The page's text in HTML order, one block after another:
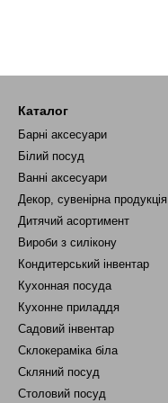
Каталог
Барні аксесуари
Білий посуд
Ванні аксесуари
Декор, сувенірна продукція
Дитячий асортимент
Вироби з силікону
Кондитерський інвентар
Кухонная посуда
Кухонне приладдя
Садовий інвентар
Склокераміка біла
Скляний посуд
Столовий посуд